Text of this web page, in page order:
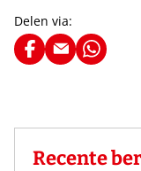
Delen via:
Recente